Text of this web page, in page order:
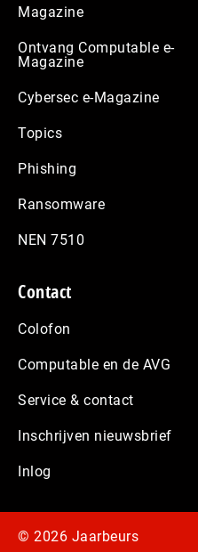
Magazine
Ontvang Computable e-
Magazine
Cybersec e-Magazine
Topics
Phishing
Ransomware
NEN 7510
Contact
Colofon
Computable en de AVG
Service & contact
Inschrijven nieuwsbrief
Inlog
© 2026 Jaarbeurs